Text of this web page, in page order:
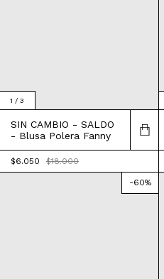
1 / 3
SIN CAMBIO - SALDO
- Blusa Polera Fanny
$6.050 $18.000
-60%